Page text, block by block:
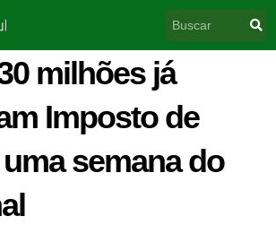
milhões já
Imposto de
semana do